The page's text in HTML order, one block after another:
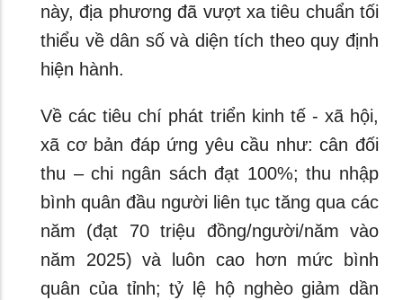
này, địa phương đã vượt xa tiêu chuẩn tối
thiểu về dân số và diện tích theo quy định
hiện hành.
Về các tiêu chí phát triển kinh tế - xã hội,
xã cơ bản đáp ứng yêu cầu như: cân đối
thu – chi ngân sách đạt 100%; thu nhập
bình quân đầu người liên tục tăng qua các
năm (đạt 70 triệu đồng/người/năm vào
năm 2025) và luôn cao hơn mức bình
quân của tỉnh; tỷ lệ hộ nghèo giảm dần